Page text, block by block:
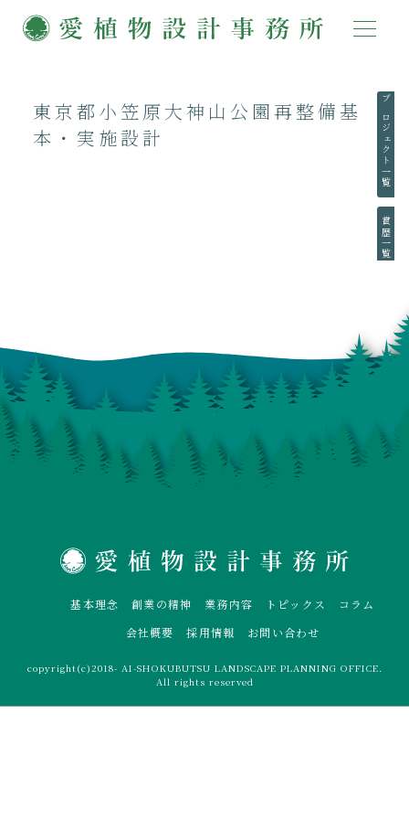
プロジェクト一覧
賞歴一覧
東京都小笠原大神山公園再整備基
本・実施設計
基本理念 創業の精神 業務内容 トピックス
コラム
会社概要
採用情報 お問い合わせ
copyright(c)2018- AI-SHOKUBUTSU LANDSCAPE PLANNING OFFICE.
All rights reserved